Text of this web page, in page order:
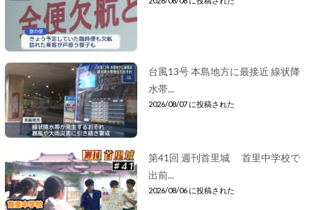
台風13号 本島地方に最接近 線状降
水帯...
2026/08/07 に投稿された
第41回 週刊首里城 首里中学校で
出前...
2026/08/06 に投稿された